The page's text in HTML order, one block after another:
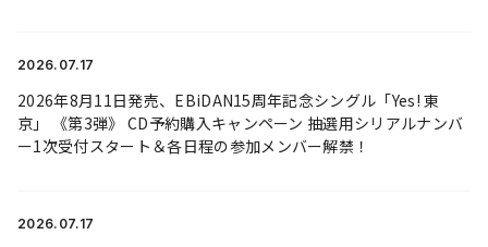
2026. 07.17
2026年8月11日発売、EBiDAN15周年記念シングル「Yes! 東
京」 《第3弾》 CD予約購入キャンペーン 抽選用シリアルナンバ
ー1次受付スタート＆各日程の参加メンバー解禁！
2026. 07.17